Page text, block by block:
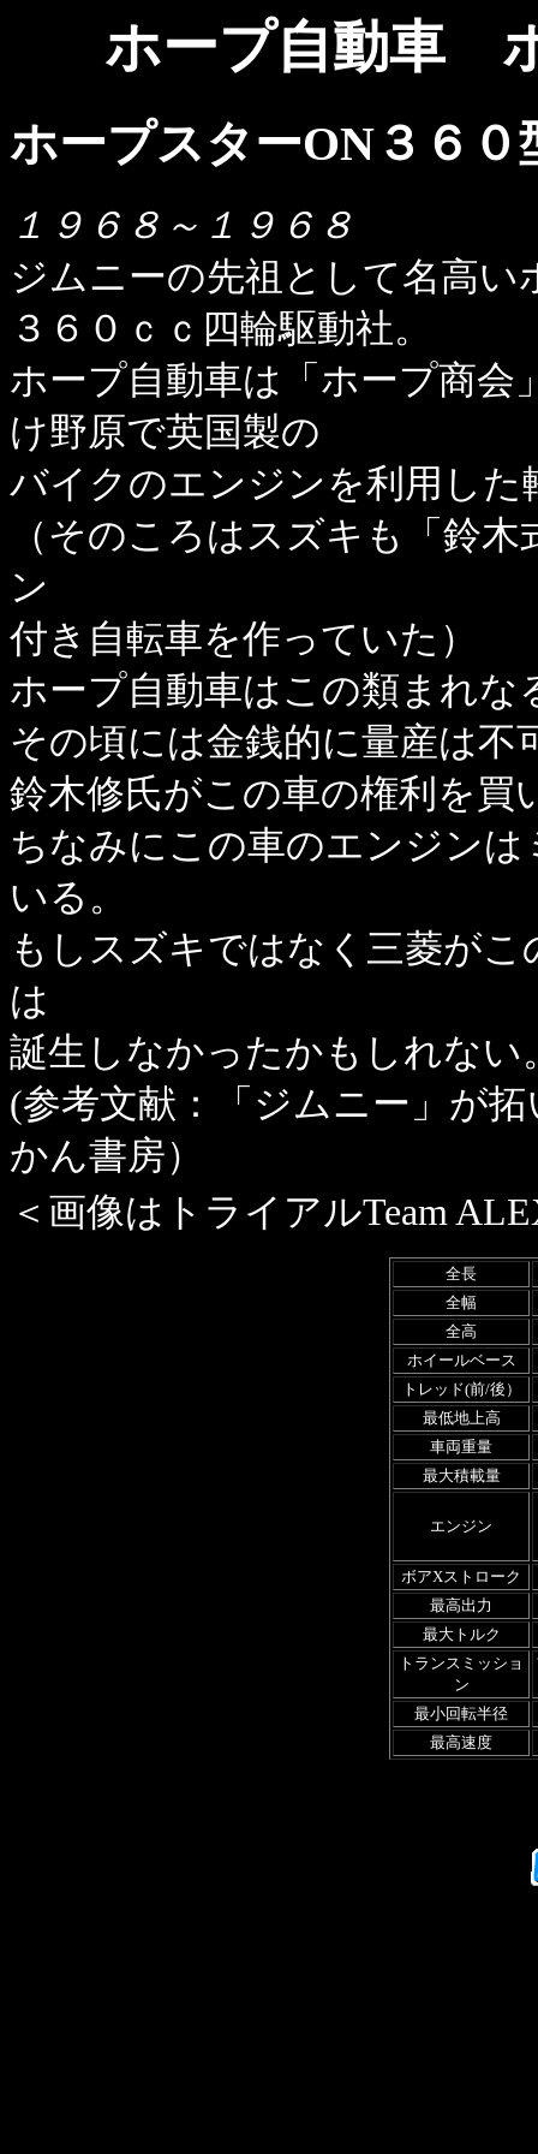
ホープ自動車
ホープスターON３６０
１９６８～１９６８
ジムニーの先祖として名高い
３６０ｃｃ四輪駆動社。
ホープ自動車は「ホープ商会
け野原で英国製の
バイクのエンジンを利用した
（そのころはスズキも「鈴
ン
付き自転車を作っていた）
ホープ自動車はこの類まれ
その頃には金銭的に量産は
鈴木修氏がこの車の権利を買
ちなみにこの車のエンジン
いる。
もしスズキではなく三菱が
は
誕生しなかったかもしれない
(参考文献：「ジムニー」が
かん書房）
＜画像は トライアルTeam
全長
全幅
全高
ホイールベース
トレッド(前/後）
最低地上高
車両重量
最大積載量
エンジン
ボアXストローク
最高出力
最大トルク
トランスミッショ
ン
最小回転半径
最高速度